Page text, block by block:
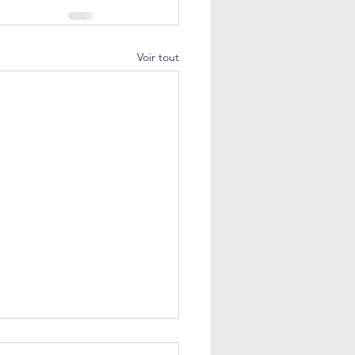
Voir tout
𝐫𝐨̂𝐥𝐞 𝐜𝐞𝐧𝐭𝐫𝐚𝐥 𝐚̀ 𝐣𝐨𝐮𝐞𝐫